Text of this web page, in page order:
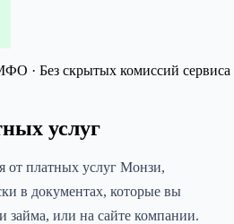
· Без скрытых комиссий сервиса
услуг
от платных услуг Монзи,
в документах, которые вы
или на сайте компании.